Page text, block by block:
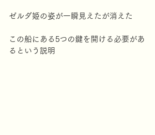
ゼルダ姫の姿が一瞬見えたが消えた
この船にある5つの鍵を開ける必要があ
るという説明